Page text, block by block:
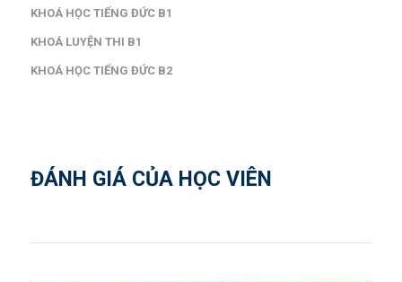
KHOÁ HỌC TIẾNG ĐỨC B1
KHOÁ LUYỆN THI B1
KHOÁ HỌC TIẾNG ĐỨC B2
ĐÁNH GIÁ CỦA HỌC VIÊN